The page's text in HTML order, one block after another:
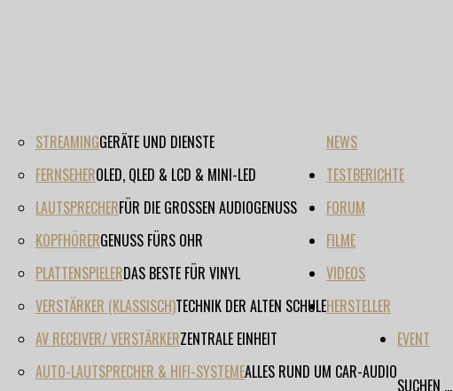
NEWS
STREAMINGGERÄTE UND DIENSTE
FERNSEHEROLED, QLED & LCD & MINI-LED
LAUTSPRECHERFÜR DIE GROSSEN AUDIOGENUSS
KOPFHÖRERGENUSS FÜRS OHR
PLATTENSPIELERDAS BESTE FÜR VINYL
VERSTÄRKER (KLASSISCH)TECHNIK DER ALTEN SCHULE
TESTBERICHTE
AV RECEIVER/ VERSTÄRKERZENTRALE EINHEIT
AUTO-LAUTSPRECHER & HIFI-SYSTEMEALLES RUND UM CAR-AUDIO
FORUM
FILME
VIDEOS
HERSTELLER
EVENT
SUCHEN ...